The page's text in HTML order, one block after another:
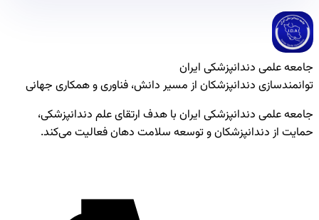
جامعه علمی دندانپزشکی ایران
توانمندسازی دندانپزشکان از مسیر دانش، فناوری و همکاری جهانی
جامعه علمی دندانپزشکی ایران با هدف ارتقای علم دندانپزشکی،
حمایت از دندانپزشکان و توسعه سلامت دهان فعالیت می‌کند.